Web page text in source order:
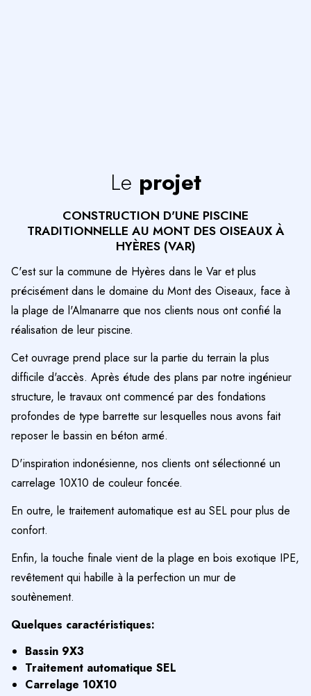
Le projet
CONSTRUCTION D'UNE PISCINE
TRADITIONNELLE AU MONT DES OISEAUX À
HYÈRES (VAR)
C'est sur la commune de Hyères dans le Var et plus
précisément dans le domaine du Mont des Oiseaux, face à
la plage de l'Almanarre que nos clients nous ont confié la
réalisation de leur piscine.
Cet ouvrage prend place sur la partie du terrain la plus
difficile d'accès. Après étude des plans par notre ingénieur
structure, le travaux ont commencé par des fondations
profondes de type barrette sur lesquelles nous avons fait
reposer le bassin en béton armé.
D'inspiration indonésienne, nos clients ont sélectionné un
carrelage 10X10 de couleur foncée.
En outre, le traitement automatique est au SEL pour plus de
confort.
Enfin, la touche finale vient de la plage en bois exotique IPE,
revêtement qui habille à la perfection un mur de
soutènement.
Quelques caractéristiques:
Bassin 9X3
Traitement automatique SEL
Carrelage 10X10